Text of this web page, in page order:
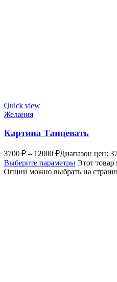
Quick view
Желания
Картина Танцевать
3700 ₽ – 12000 ₽Диапазон цен:
Выберите параметры Этот товар
Опции можно выбрать на